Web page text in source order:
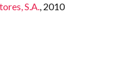
S.A., 2010